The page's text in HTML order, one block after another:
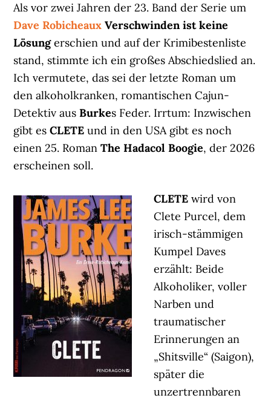
Als vor zwei Jahren der 23. Band der Serie um
Dave Robicheaux Verschwinden ist keine
Lösungerschien und auf der Krimibestenliste
stand, stimmte ich ein großes Abschiedslied an.
Ich vermutete, das sei der letzte Roman um
den alkoholkranken, romantischen Cajun-
Detektiv ausBurkes Feder. Irrtum: Inzwischen
gibt esCLETE und in den USA gibt es noch
einen 25. RomanThe Hadacol Boogie, der 2026
erscheinen soll.
CLETEwird von
Clete Purcel, dem
irisch-stämmigen
Kumpel Daves
erzählt: Beide
Alkoholiker, voller
Narben und
traumatischer
Erinnerungen an
„Shitsville“ (Saigon),
später die
unzertrennbaren